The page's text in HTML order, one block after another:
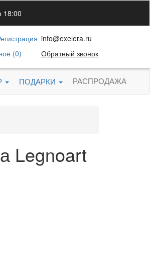
18:00
(0)
info@exelera.ru
Обратный звонок
ПОДАРКИ РАСПРОДАЖА
Legnoart